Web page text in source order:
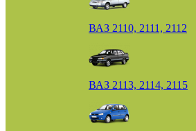
ВАЗ 2110, 2111, 2112
ВАЗ 2113, 2114, 2115